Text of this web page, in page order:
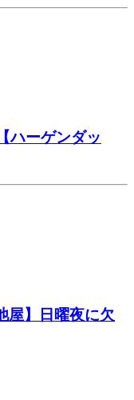
ハーゲンダッ
屋】日曜夜に欠